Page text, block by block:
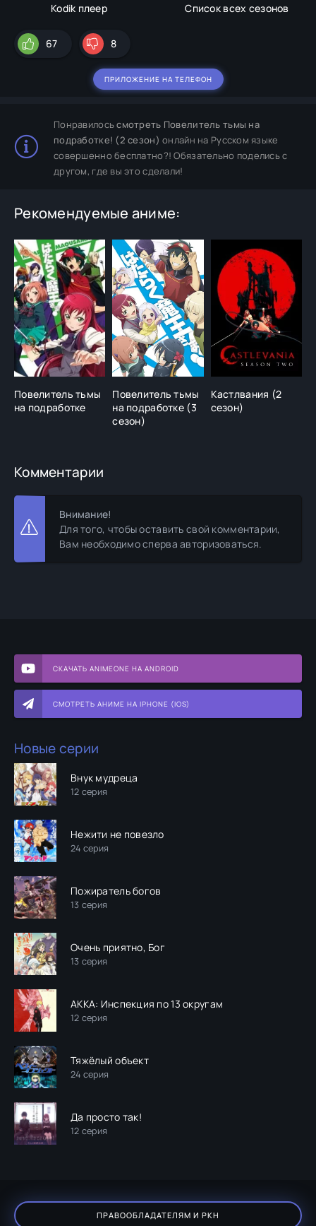
СКАЧАТЬ ANIMEONE НА ANDROID
СМОТРЕТЬ АНИМЕ НА IPHONE (IOS)
Новые серии
Внук мудреца
12 серия
Нежити не повезло
24 серия
Пожиратель богов
13 серия
Очень приятно, Бог
13 серия
АККА: Инспекция по 13 округам
12 серия
Тяжёлый объект
24 серия
Да просто так!
12 серия
Kodik плеер Список всех сезонов
67 8
ПРИЛОЖЕНИЕ НА ТЕЛЕФОН
Понравилосьсмотреть Повелитель тьмы на
подработке! (2 сезон) онлайн на Русском языке
совершенно бесплатно?! Обязательно поделись с
другом, где вы это сделали!
Рекомендуемые аниме:
Повелитель тьмы
на подработке
Повелитель тьмы
на подработкe (3
сезон)
Кастлвания (2
сезон)
Комментарии
Внимание!
Для того, чтобы оставить свой комментарии,
Вам необходимо сперва авторизоваться.
ПРАВООБЛАДАТЕЛЯМ И РКН